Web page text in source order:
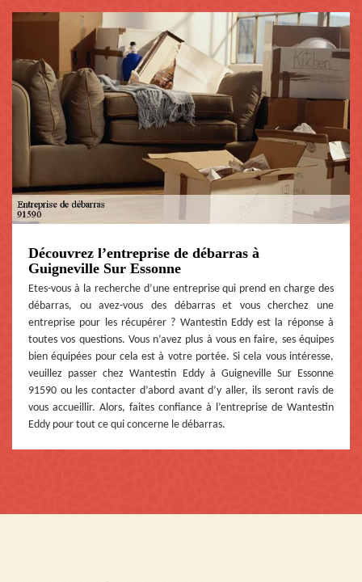
Découvrez l’entreprise de débarras à
Guigneville Sur Essonne
Etes-vous à la recherche d’une entreprise qui prend en charge des
débarras, ou avez-vous des débarras et vous cherchez une
entreprise pour les récupérer ? Wantestin Eddy est la réponse à
toutes vos questions. Vous n’avez plus à vous en faire, ses équipes
bien équipées pour cela est à votre portée. Si cela vous intéresse,
veuillez passer chez Wantestin Eddy à Guigneville Sur Essonne
91590 ou les contacter d’abord avant d’y aller, ils seront ravis de
vous accueillir. Alors, faites confiance à l’entreprise de Wantestin
Eddy pour tout ce qui concerne le débarras.